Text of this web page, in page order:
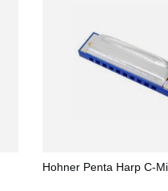
Hohner Penta Harp C-